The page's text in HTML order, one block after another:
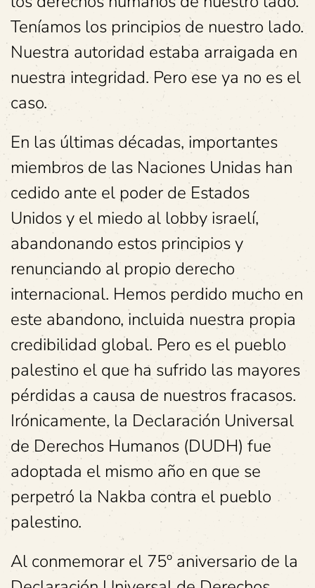
Teníamos los principios de nuestro lado.
Nuestra autoridad estaba arraigada en
nuestra integridad. Pero ese ya no es el
caso.
En las últimas décadas, importantes
miembros de las Naciones Unidas han
cedido ante el poder de Estados
Unidos y el miedo al lobby israelí,
abandonando estos principios y
renunciando al propio derecho
internacional. Hemos perdido mucho en
este abandono, incluida nuestra propia
credibilidad global. Pero es el pueblo
palestino el que ha sufrido las mayores
pérdidas a causa de nuestros fracasos.
Irónicamente, la Declaración Universal
de Derechos Humanos (DUDH) fue
adoptada el mismo año en que se
perpetró la Nakba contra el pueblo
palestino.
Al conmemorar el 75º aniversario de la